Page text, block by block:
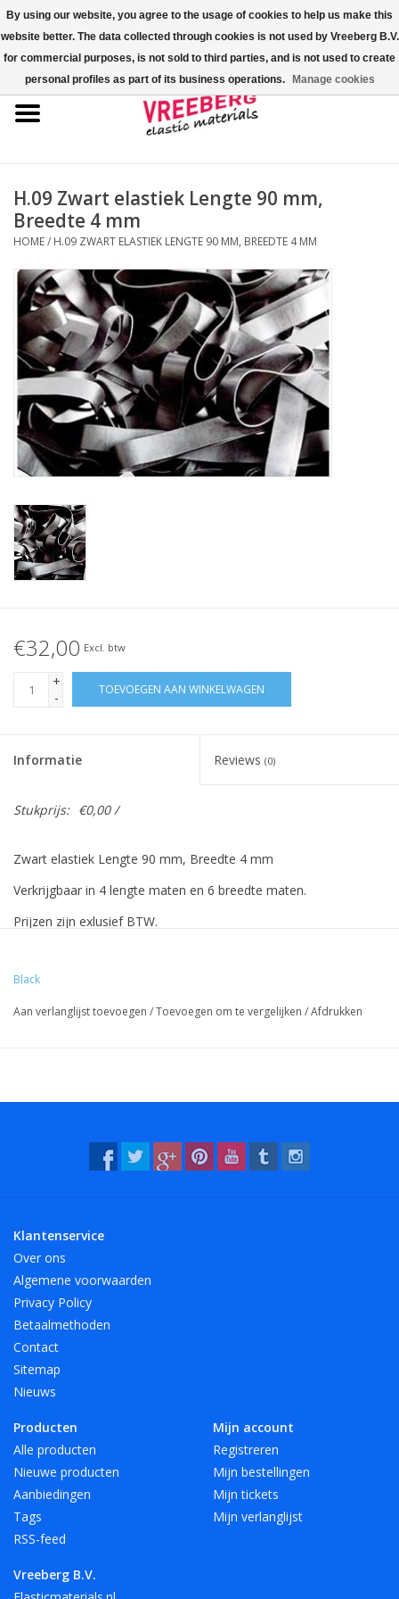
0 Artikelen - €0,00
Home
Gekleurde elastiekjes
Elastisch koord
Pallet elastiek
Kruiselastiek
Fastfix
Geknoopt elastiek
Witte elastiekjes aanbieding!
H.09 Zwart elastiek Lengte 90 mm,
Breedte 4 mm
HOME/ H.09 ZWART ELASTIEK LENGTE 90 MM, BREEDTE 4 MM
€32,00 Excl. btw
+
-
TOEVOEGEN AAN WINKELWAGEN
Informatie Reviews (0)
Stukprijs: €0,00 /
Zwart elastiek Lengte 90 mm, Breedte 4 mm
Verkrijgbaar in 4 lengte maten en 6 breedte maten.
Prijzen zijn exlusief BTW.
Verkrijgbaar in 4 lengte maten en 6 breedte maten. Andere
maten en kleuren op aanvraag.
Speciaal voor A4 hebben we elastiek met een lengte van 180
mm in het rood, wit en zwart.
en scherpe randen.
Black
Aan verlanglijst toevoegen /Toevoegen om te vergelijken /Afdrukken
Klantenservice
Over ons
Algemene voorwaarden
Privacy Policy
Betaalmethoden
Contact
Sitemap
Nieuws
Producten
Alle producten
Nieuwe producten
Aanbiedingen
Tags
RSS-feed
Mijn account
Registreren
Mijn bestellingen
Mijn tickets
Mijn verlanglijst
Vreeberg B.V.
By using our website, you agree to the usage of cookies to help us make this
website better. The data collected through cookies is not used by Vreeberg B.V.
for commercial purposes, is not sold to third parties, and is not used to create
personal profiles as part of its business operations.
Manage cookies